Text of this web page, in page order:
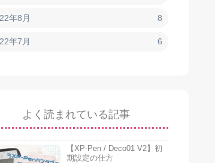
年8月 8
年7月 6
よく読まれている記事
【XP-Pen / Deco01 V2】初
期設定の仕方